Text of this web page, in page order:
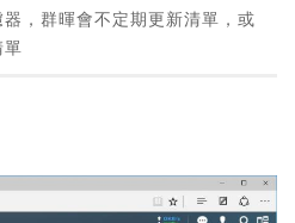
，群暉會不定期更新清單，或
單